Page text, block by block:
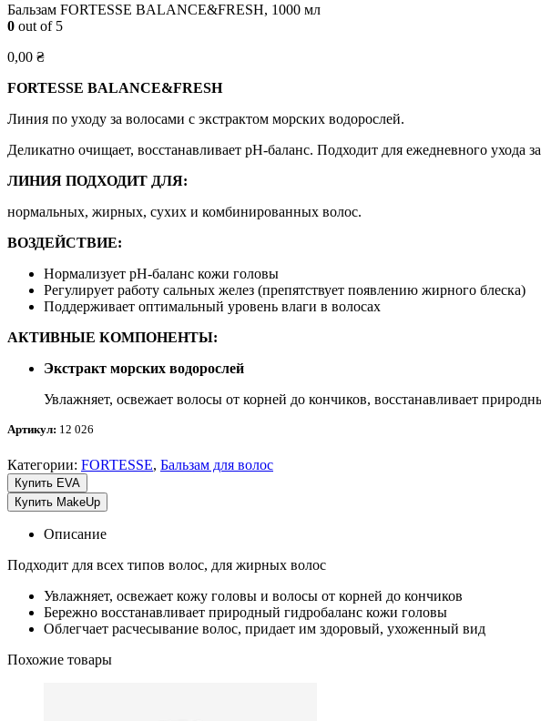
Бальзам FORTESSE BALANCE&FRESH, 1000 мл
0 out of 5
0,00 ₴
FORTESSE BALANCE&FRESH
Линия по уходу за волосами с экстрактом морских водорослей.
Деликатно очищает, восстанавливает рH-баланс. Подходит для ежедневного
ЛИНИЯ ПОДХОДИТ ДЛЯ:
нормальных, жирных, сухих и комбинированных волос.
ВОЗДЕЙСТВИЕ:
Нормализует рН-баланс кожи головы
Регулирует работу сальных желез (препятствует появлению жирного блеска)
Поддерживает оптимальный уровень влаги в волосах
АКТИВНЫЕ КОМПОНЕНТЫ:
Экстракт морских водорослей
Увлажняет, освежает волосы от корней до кончиков, восстанавливает
Артикул: 12 026
Категории: FORTESSE, Бальзам для волос
Купить EVA
Купить MakeUp
Описание
Подходит для всех типов волос, для жирных волос
Увлажняет, освежает кожу головы и волосы от корней до кончиков
Бережно восстанавливает природный гидробаланс кожи головы
Облегчает расчесывание волос, придает им здоровый, ухоженный вид
Похожие товары